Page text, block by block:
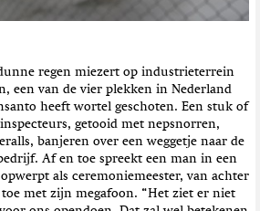
regen miezert op industrieterrein
een van de vier plekken in Nederland
heeft wortel geschoten. Een stuk of
getooid met nepsnorren,
banjeren over een weggetje naar de
Af en toe spreekt een man in een
als ceremoniemeester, van achter
met zijn megafoon. “Het ziet er niet